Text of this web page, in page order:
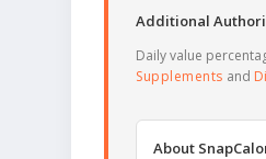
Additional
Daily value
Supplements and
About